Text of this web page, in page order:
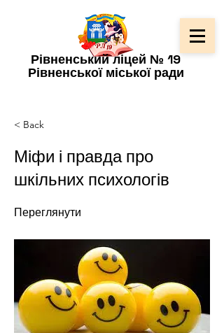
Рівненський ліцей № 19
Рівненської міської ради
< Back
Міфи і правда про
шкільних психологів
Переглянути